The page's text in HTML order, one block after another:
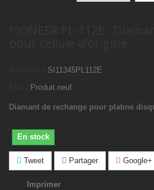
SI11345PL112E
Produit neuf
Diamant de rechange pour platine
En stock
Tweet Partager Google+
Imprimer